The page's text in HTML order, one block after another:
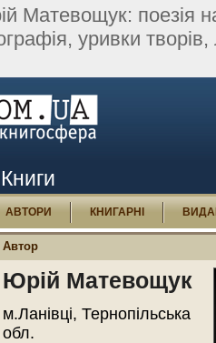
Матевощук: поезія на
уривки творів,
АВТОРИ КНИГАРНІ
Автор
Юрій Матевощук
м.Ланівці, Тернопільська
обл.